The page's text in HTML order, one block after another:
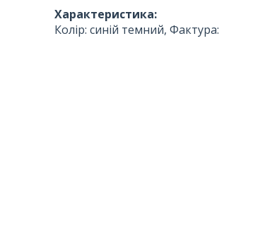
Характеристика:
Колір: синій темний, Фактура: